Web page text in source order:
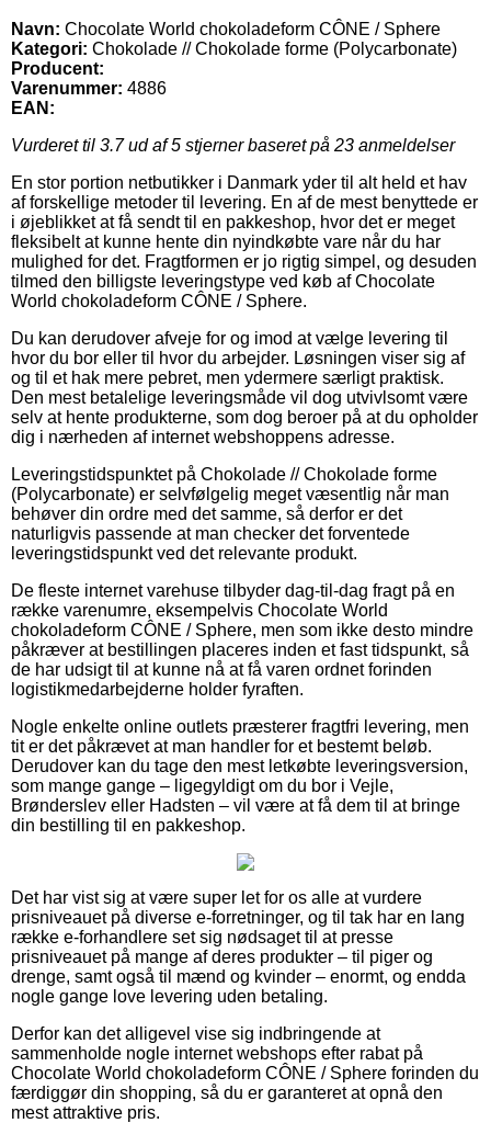
Navn: Chocolate World chokoladeform CÔNE / Sphere
Kategori: Chokolade // Chokolade forme (Polycarbonate)
Producent:
Varenummer: 4886
EAN:
Vurderet til 3.7ud af 5 stjerner baseret på 23 anmeldelser
En stor portion netbutikker i Danmark yder til alt held et hav
af forskellige metoder til levering. En af de mest benyttede er
i øjeblikket at få sendt til en pakkeshop, hvor det er meget
fleksibelt at kunne hente din nyindkøbte vare når du har
mulighed for det. Fragtformen er jo rigtig simpel, og desuden
tilmed den billigste leveringstype ved køb af Chocolate
World chokoladeform CÔNE / Sphere.
Du kan derudover afveje for og imod at vælge levering til
hvor du bor eller til hvor du arbejder. Løsningen viser sig af
og til et hak mere pebret, men ydermere særligt praktisk.
Den mest betalelige leveringsmåde vil dog utvivlsomt være
selv at hente produkterne, som dog beroer på at du opholder
dig i nærheden af internet webshoppens adresse.
Leveringstidspunktet på Chokolade // Chokolade forme
(Polycarbonate) er selvfølgelig meget væsentlig når man
behøver din ordre med det samme, så derfor er det
naturligvis passende at man checker det forventede
leveringstidspunkt ved det relevante produkt.
De fleste internet varehuse tilbyder dag-til-dag fragt på en
række varenumre, eksempelvis Chocolate World
chokoladeform CÔNE / Sphere, men som ikke desto mindre
påkræver at bestillingen placeres inden et fast tidspunkt, så
de har udsigt til at kunne nå at få varen ordnet forinden
logistikmedarbejderne holder fyraften.
Nogle enkelte online outlets præsterer fragtfri levering, men
tit er det påkrævet at man handler for et bestemt beløb.
Derudover kan du tage den mest letkøbte leveringsversion,
som mange gange – ligegyldigt om du bor i Vejle,
Brønderslev eller Hadsten – vil være at få dem til at bringe
din bestilling til en pakkeshop.
Det har vist sig at være super let for os alle at vurdere
prisniveauet på diverse e-forretninger, og til tak har en lang
række e-forhandlere set sig nødsaget til at presse
prisniveauet på mange af deres produkter – til piger og
drenge, samt også til mænd og kvinder – enormt, og endda
nogle gange love levering uden betaling.
Derfor kan det alligevel vise sig indbringende at
sammenholde nogle internet webshops efter rabat på
Chocolate World chokoladeform CÔNE / Sphere forinden du
færdiggør din shopping, så du er garanteret at opnå den
mest attraktive pris.